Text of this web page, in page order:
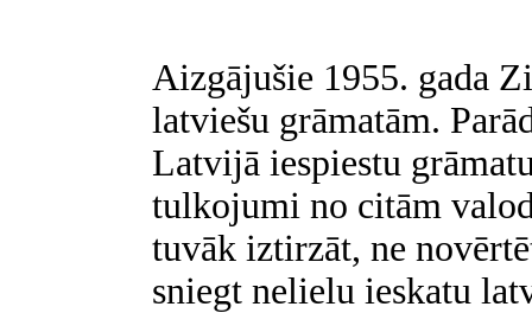
Aizgājušie 1955. gada
latviešu grāmatām.
Latvijā iespiestu
tulkojumi no citām
tuvāk iztirzāt, ne
sniegt nelielu ieskatu